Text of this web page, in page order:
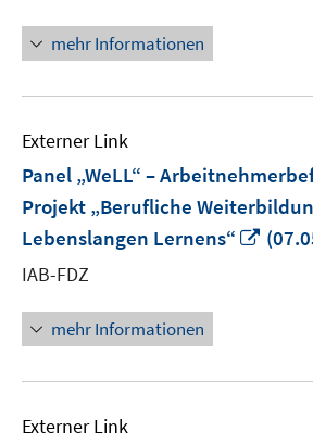
mehr Informationen
Externer Link
Panel „WeLL“ –
Projekt „Berufliche
Lebenslangen Lernens“
In
IAB-FDZ
mehr Informationen
Externer Link